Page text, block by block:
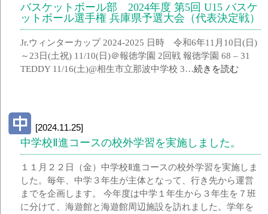
バスケットボール部 2024年度 第5回 U15 バスケ
ットボール選手権 兵庫県予選大会（代表決定戦）
Jr.ウィンターカップ 2024-2025 日時 令和6年11月10日(日)
～23日(土祝) 11/10(日)＠報徳学園 2回戦 報徳学園 68 – 31
TEDDY 11/16(土)@相生市立那波中学校 3…続きを読む
[2024.11.25]
中学校Ⅱ進コースの校外学習を実施しました。
１１月２２日（金）中学校Ⅱ進コースの校外学習を実施しま
した。毎年、中学３年生が主体となって、行き先から運営
までを企画します。 今年度は中学１年生から３年生を７班
に分けて、海遊館と海遊館周辺施設を訪れました。学年を